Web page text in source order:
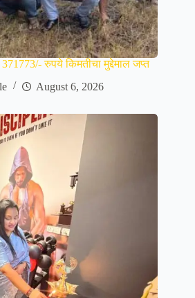
रुपये किमतीचा मुद्देमाल जप्त
August 6, 2026